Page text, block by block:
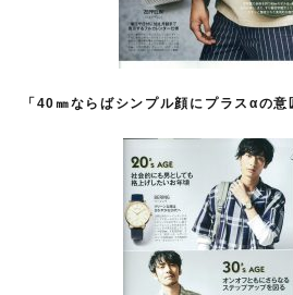
「40㎜ならばシンプル顔にプラスαの意